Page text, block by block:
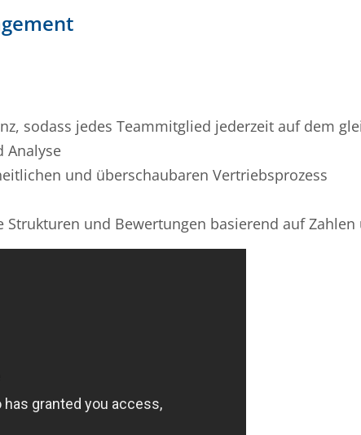
sodass jedes Teammitglied jederzeit auf dem
Analyse
und überschaubaren Vertriebsprozess
und Bewertungen basierend auf Zahlen